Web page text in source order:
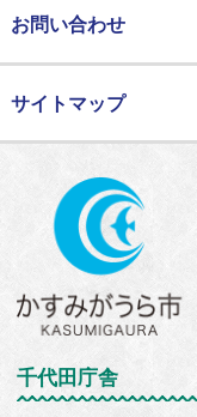
お問い合わせ
サイトマップ
千代田庁舎